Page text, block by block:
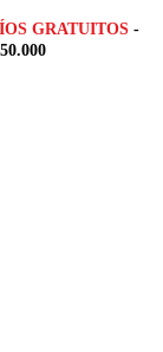
GRATUITOS -